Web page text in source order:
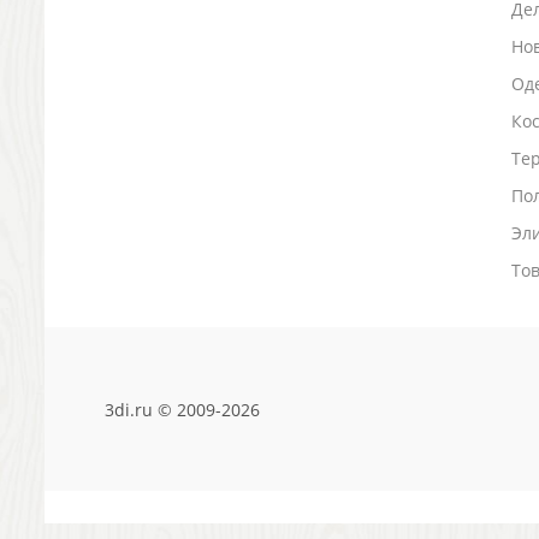
Визитницы настольные
3di.ru © 2009-2026